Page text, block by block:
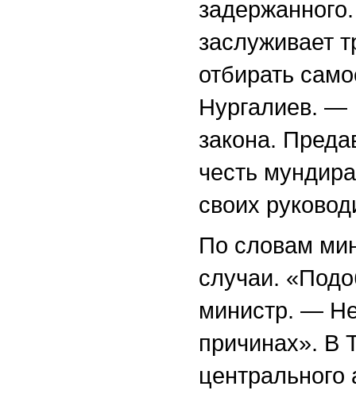
заслуживает
отбирать
Нургалиев. —
закона.
честь
своих
По словам
случаи.
министр. —
причинах». В